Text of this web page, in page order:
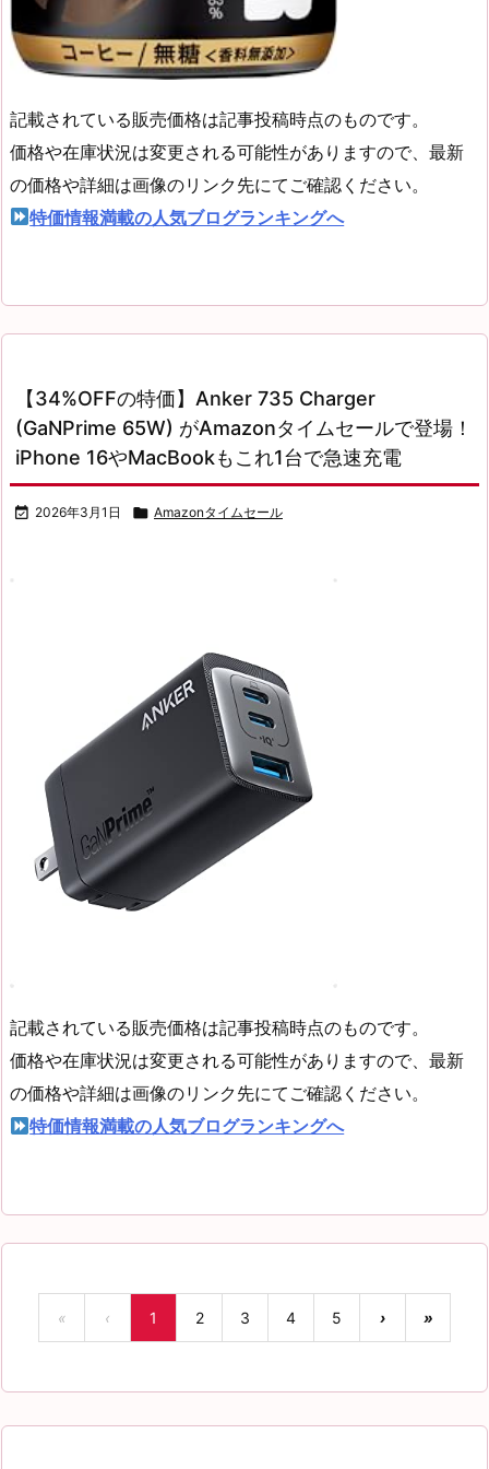
記載されている販売価格は記事投稿時点のものです。
価格や在庫状況は変更される可能性がありますので、最新
の価格や詳細は画像のリンク先にてご確認ください。
特価情報満載の人気ブログランキングへ
【34%OFFの特価】Anker 735 Charger
(GaNPrime 65W) がAmazonタイムセールで登場！
iPhone 16やMacBookもこれ1台で急速充電
 2026年3月1日  Amazonタイムセール
記載されている販売価格は記事投稿時点のものです。
価格や在庫状況は変更される可能性がありますので、最新
の価格や詳細は画像のリンク先にてご確認ください。
特価情報満載の人気ブログランキングへ
« ‹ 1 2 3 4 5 › »